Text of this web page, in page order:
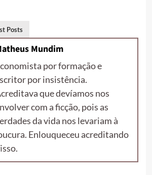
Posts
Mundim
por formação e
por insistência.
que devíamos nos
com a ficção, pois as
da vida nos levariam à
Enlouqueceu acreditando